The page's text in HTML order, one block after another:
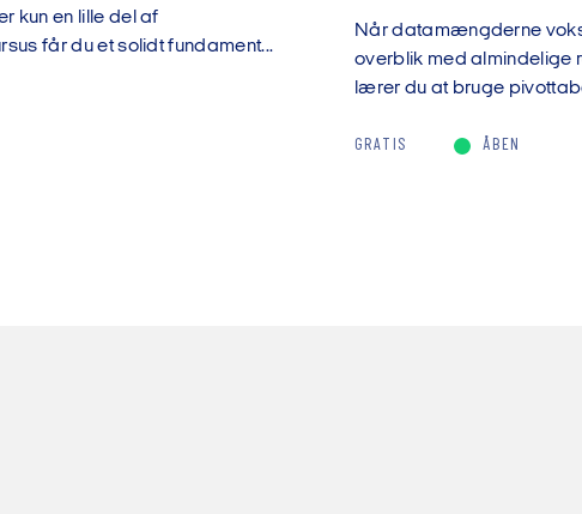
kun en lille del af
får du et solidt fundament...
Når datamængderne
overblik med almindelige
lærer du at bruge
GRATIS ÅBEN